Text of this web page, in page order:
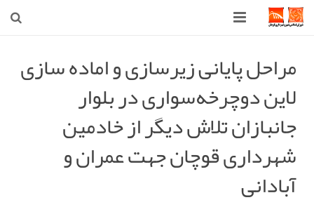
اخبار روز
قوچان
مراحل پایانی زیرسازی و اماده سازی
لاین دوچرخه‌سواری در بلوار
جانبازان تلاش دیگر از خادمین
شهرداری قوچان جهت عمران و
آبادانی